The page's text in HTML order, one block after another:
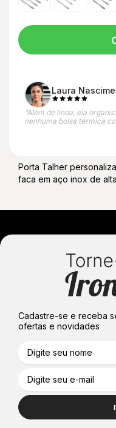
Laura
“Além de linda, ela
nenhuma bolsa térmica
Porta Talher
faca em aço inox de
Cadastre-se e receba
ofertas e novidades